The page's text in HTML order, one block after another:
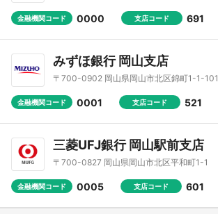
金融機関コード 0000 支店コード 691
みずほ銀行 岡山支店
〒700-0902 岡山県岡山市北区錦町1-1-101
金融機関コード 0001 支店コード 521
三菱UFJ銀行 岡山駅前支店
〒700-0827 岡山県岡山市北区平和町1-1
金融機関コード 0005 支店コード 601